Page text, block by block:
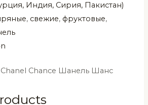
Индия, Сирия, Пакистан)
, свежие, фруктовые,
Chance Шанель Шанс